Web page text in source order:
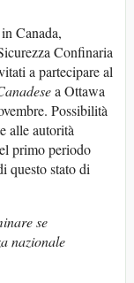
Canada,
Confinaria
a partecipare al
esea Ottawa
Possibilità
alle autorità
primo periodo
questo stato di
are se
nazionale